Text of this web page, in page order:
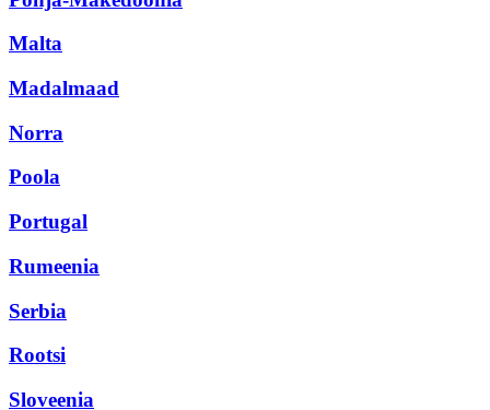
Malta
Madalmaad
Norra
Poola
Portugal
Rumeenia
Serbia
Rootsi
Sloveenia